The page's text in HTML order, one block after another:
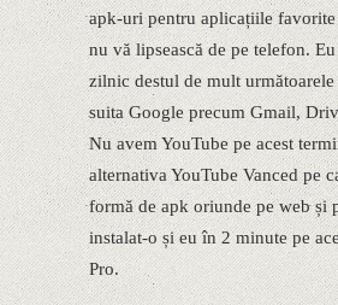
apk-uri pentru aplicațiile favorite
nu vă lipsească de pe telefon.
zilnic destul de mult
suita Google precum Gmail,
Nu avem YouTube pe acest
alternativa YouTube Vanced pe
formă de apk oriunde pe web și
instalat-o și eu în 2 minute pe
Pro.